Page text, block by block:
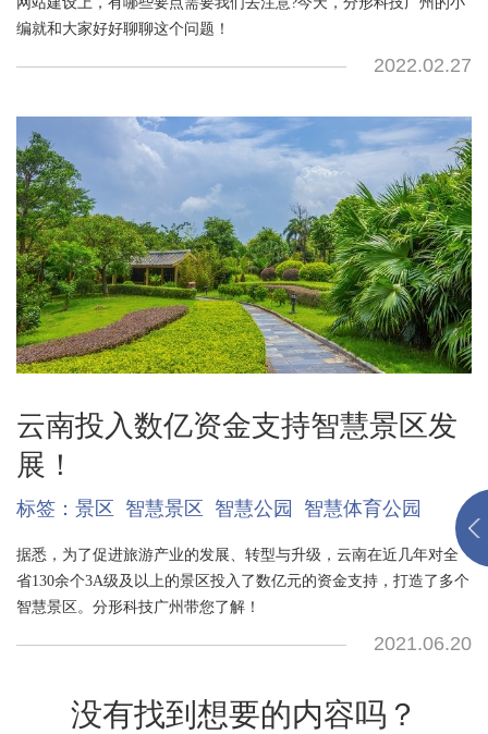
编就和大家好好聊聊这个问题！
2022.02.27
云南投入数亿资金支持智慧景区发
展！
标签： 景区 智慧景区 智慧公园 智慧体育公园
据悉，为了促进旅游产业的发展、转型与升级，云南在近几年对全
省130余个3A级及以上的景区投入了数亿元的资金支持，打造了多个
智慧景区。分形科技广州带您了解！
2021.06.20
没有找到想要的内容吗？